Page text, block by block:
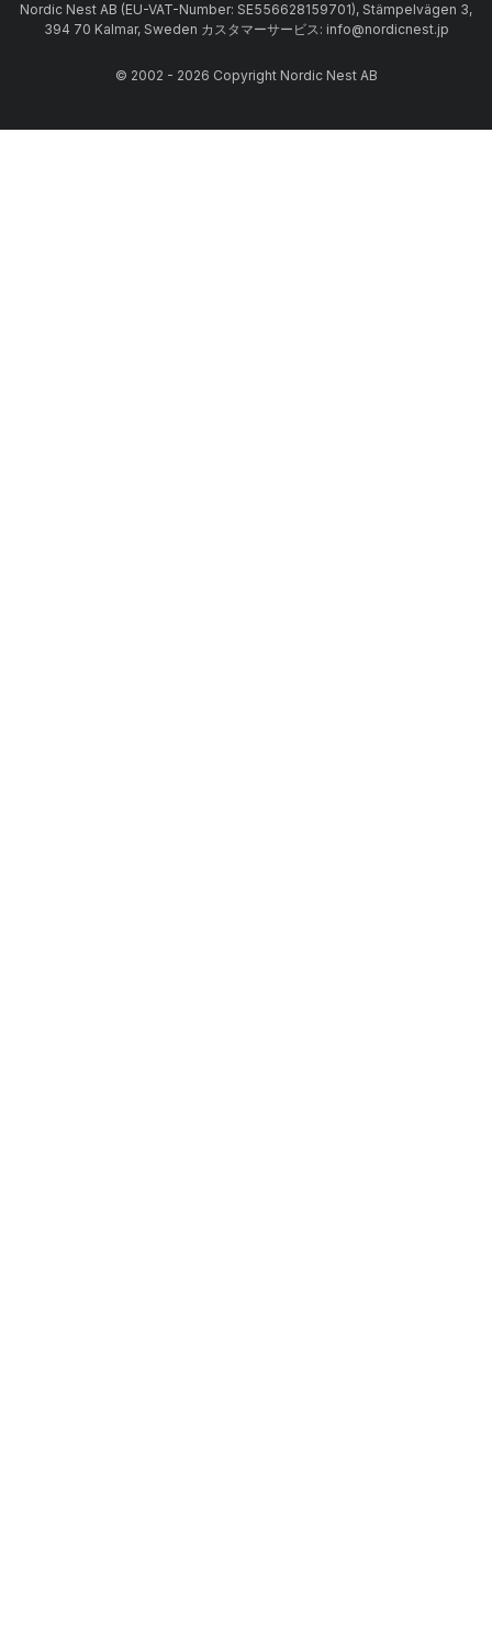
Nordic Nest AB (EU-VAT-Number: SE556628159701), Stämpelvägen 3,
394 70 Kalmar, Sweden カスタマーサービス: info@nordicnest.jp
© 2002 - 2026 Copyright Nordic Nest AB